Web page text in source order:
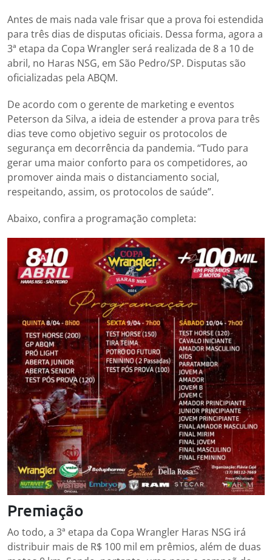
Antes de mais nada vale frisar que a prova foi estendida
para três dias de disputas oficiais. Dessa forma, agora a
3ª etapa da Copa Wrangler será realizada de 8 a 10 de
abril, no Haras NSG, em São Pedro/SP. Disputas são
oficializadas pela ABQM.
De acordo com o gerente de marketing e eventos
Peterson da Silva, a ideia de estender a prova para três
dias teve como objetivo seguir os protocolos de
segurança em decorrência da pandemia. “Tudo para
gerar uma maior conforto para os competidores, ao
promover ainda mais o distanciamento social,
respeitando, assim, os protocolos de saúde”.
Abaixo, confira a programação completa:
Premiação
Ao todo, a 3ª etapa da Copa Wrangler Haras NSG irá
distribuir mais de R$ 100 mil em prêmios, além de duas